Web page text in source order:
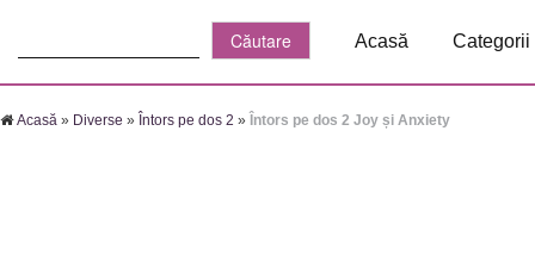
Acasă Categorii
Acasă » Diverse » Întors pe dos 2 » Întors pe dos 2 Joy și Anxiety